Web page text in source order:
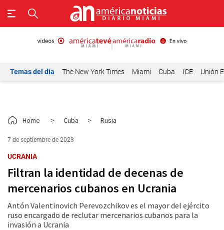
Temas del día The New York Times Miami Cuba ICE Unión
Home > Cuba > Rusia
7 de septiembre de 2023
UCRANIA
Filtran la identidad de decenas de
mercenarios cubanos en Ucrania
Antón Valentinovich Perevozchikov es el mayor del ejército
ruso encargado de reclutar mercenarios cubanos para la
invasión a Ucrania